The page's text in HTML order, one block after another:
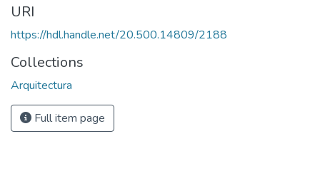
URI
https://hdl.handle.net/20.500.14809/2188
Collections
Arquitectura
Full item page